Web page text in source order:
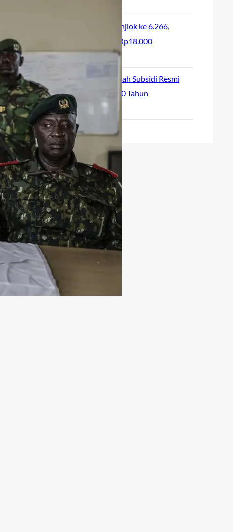
IHSG Dibuka Anjlok ke 6.266,
Rupiah Dekati Rp18.000
July 24, 2026
Tenor KPR Rumah Subsidi Resmi
Diperpanjang 40 Tahun
June 24, 2026